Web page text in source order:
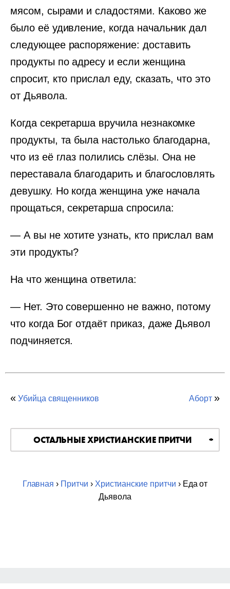
мясом, сырами и сладостями. Каково же
было её удивление, когда начальник дал
следующее распоряжение: доставить
продукты по адресу и если женщина
спросит, кто прислал еду, сказать, что это
от Дьявола.
Когда секретарша вручила незнакомке
продукты, та была настолько благодарна,
что из её глаз полились слёзы. Она не
переставала благодарить и благословлять
девушку. Но когда женщина уже начала
прощаться, секретарша спросила:
— А вы не хотите узнать, кто прислал вам
эти продукты?
На что женщина ответила:
— Нет. Это совершенно не важно, потому
что когда Бог отдаёт приказ, даже Дьявол
подчиняется.
« Убийца священников Аборт »
ОСТАЛЬНЫЕ ХРИСТИАНСКИЕ ПРИТЧИ
Главная › Притчи › Христианские притчи › Еда от
Дьявола